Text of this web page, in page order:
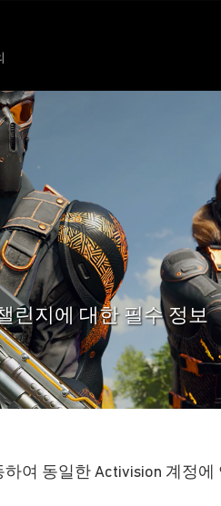
린지에 대한 필수 정보
여 동일한 Activision 계정